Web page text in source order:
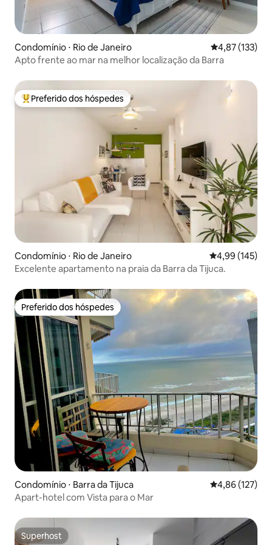
Condomínio ⋅ Rio de Janeiro 4,87 de uma
4,87 (133)
Apto frente ao mar na melhor localização da Barra
Entre os melhores preferidos dos hóspedes
Preferido dos hóspedes
Condomínio ⋅ Rio de Janeiro 4,99 de uma
4,99 (145)
Excelente apartamento na praia da Barra da Tijuca.
Preferido dos hóspedes
Preferido dos hóspedes
Condomínio ⋅ Barra da Tijuca 4,86 de uma
4,86 (127)
Apart-hotel com Vista para o Mar
Superhost
Superhost